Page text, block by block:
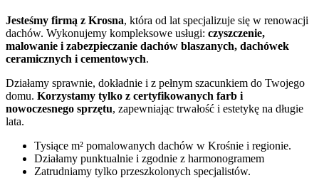
Jesteśmy firmą z Krosna, która od lat specjalizuje się w renowacji
dachów. Wykonujemy kompleksowe usługi: czyszczenie,
malowanie i zabezpieczanie dachów blaszanych, dachówek
ceramicznych i cementowych.
Działamy sprawnie, dokładnie i z pełnym szacunkiem do Twojego
domu. Korzystamy tylko z certyfikowanych farb i
nowoczesnego sprzętu, zapewniając trwałość i estetykę na długie
lata.
Tysiące m² pomalowanych dachów w Krośnie i regionie.
Działamy punktualnie i zgodnie z harmonogramem
Zatrudniamy tylko przeszkolonych specjalistów.